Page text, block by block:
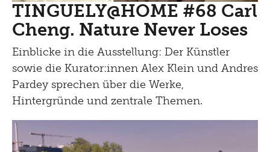
TINGUELY@HOME #68 Carl
Cheng. Nature Never Loses
Einblicke in die Ausstellung: Der Künstler
sowie die Kurator:innen Alex Klein und Andres
Pardey sprechen über die Werke,
Hintergründe und zentrale Themen.